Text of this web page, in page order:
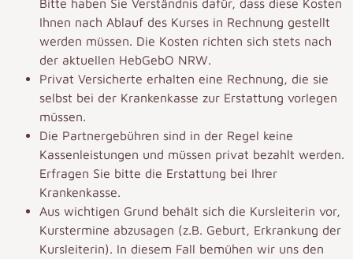
Bitte haben Sie Verständnis dafür, dass diese Kosten
Ihnen nach Ablauf des Kurses in Rechnung gestellt
werden müssen. Die Kosten richten sich stets nach
der aktuellen HebGebO NRW.
Privat Versicherte erhalten eine Rechnung, die sie
selbst bei der Krankenkasse zur Erstattung vorlegen
müssen.
Die Partnergebühren sind in der Regel keine
Kassenleistungen und müssen privat bezahlt werden.
Erfragen Sie bitte die Erstattung bei Ihrer
Krankenkasse.
Aus wichtigen Grund behält sich die Kursleiterin vor,
Kurstermine abzusagen (z.B. Geburt, Erkrankung der
Kursleiterin). In diesem Fall bemühen wir uns den